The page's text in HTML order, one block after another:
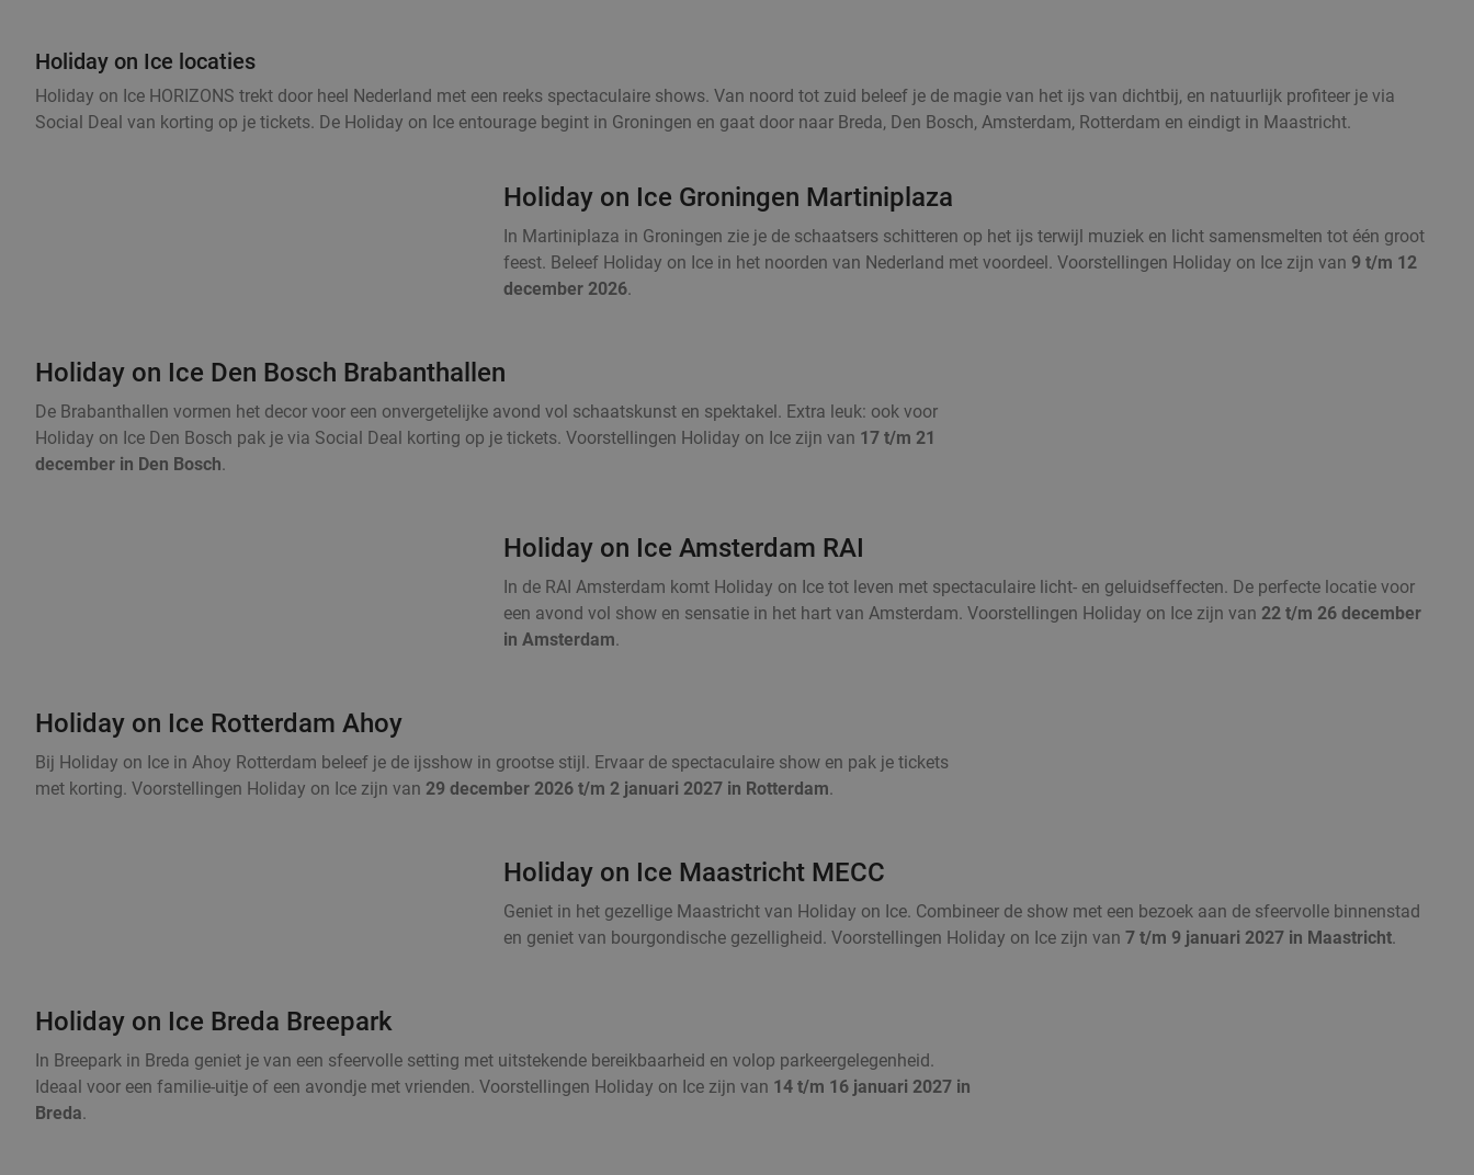
Holiday on Ice locaties
Holiday on Ice HORIZONS trekt door heel Nederland met een reeks spectaculaire shows. Van noord tot zuid beleef je de magie van het ijs van dichtbij, en natuurlijk profiteer je via
Social Deal van korting op je tickets. De Holiday on Ice entourage begint in Groningen en gaat door naar Breda, Den Bosch, Amsterdam, Rotterdam en eindigt in Maastricht.
Holiday on Ice Groningen Martiniplaza
In Martiniplaza in Groningen zie je de schaatsers schitteren op het ijs terwijl muziek en licht samensmelten tot één groot
feest. Beleef Holiday on Ice in het noorden van Nederland met voordeel. Voorstellingen Holiday on Ice zijn van 9 t/m 12
december 2026.
Holiday on Ice Den Bosch Brabanthallen
De Brabanthallen vormen het decor voor een onvergetelijke avond vol schaatskunst en spektakel. Extra leuk: ook voor
Holiday on Ice Den Bosch pak je via Social Deal korting op je tickets. Voorstellingen Holiday on Ice zijn van 17 t/m 21
december in Den Bosch.
Holiday on Ice Amsterdam RAI
In de RAI Amsterdam komt Holiday on Ice tot leven met spectaculaire licht- en geluidseffecten. De perfecte locatie voor
een avond vol show en sensatie in het hart van Amsterdam. Voorstellingen Holiday on Ice zijn van 22 t/m 26 december
in Amsterdam.
Holiday on Ice Rotterdam Ahoy
Bij Holiday on Ice in Ahoy Rotterdam beleef je de ijsshow in grootse stijl. Ervaar de spectaculaire show en pak je tickets
met korting. Voorstellingen Holiday on Ice zijn van 29 december 2026 t/m 2 januari 2027 in Rotterdam.
Holiday on Ice Maastricht MECC
Geniet in het gezellige Maastricht van Holiday on Ice. Combineer de show met een bezoek aan de sfeervolle binnenstad
en geniet van bourgondische gezelligheid. Voorstellingen Holiday on Ice zijn van 7 t/m 9 januari 2027 in Maastricht.
Holiday on Ice Breda Breepark
In Breepark in Breda geniet je van een sfeervolle setting met uitstekende bereikbaarheid en volop parkeergelegenheid.
Ideaal voor een familie-uitje of een avondje met vrienden. Voorstellingen Holiday on Ice zijn van 14 t/m 16 januari 2027 in
Breda.